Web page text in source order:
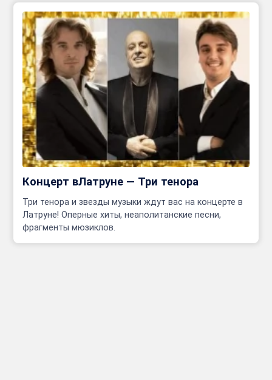
Концерт вЛатруне — Три тенора
Три тенора и звезды музыки ждут вас на концерте в
Латруне! Оперные хиты, неаполитанские песни,
фрагменты мюзиклов.